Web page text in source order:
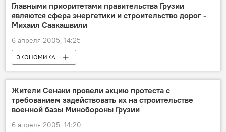
Главными приоритетами правительства Грузии
являются сфера энергетики и строительство дорог -
Михаил Саакашвили
6 апреля 2005, 14:25
ЭКОНОМИКА
Жители Сенаки провели акцию протеста с
требованием задействовать их на строительстве
военной базы Минобороны Грузии
6 апреля 2005, 14:20